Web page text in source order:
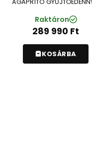
Raktáron
289 990 Ft
KOSÁRBA